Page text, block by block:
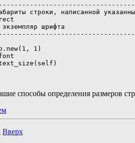
строки, написанной
шрифта
1)
способы определения размеров
Вверх